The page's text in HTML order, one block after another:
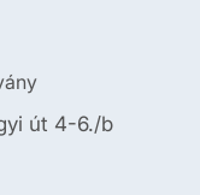
út 4-6./b